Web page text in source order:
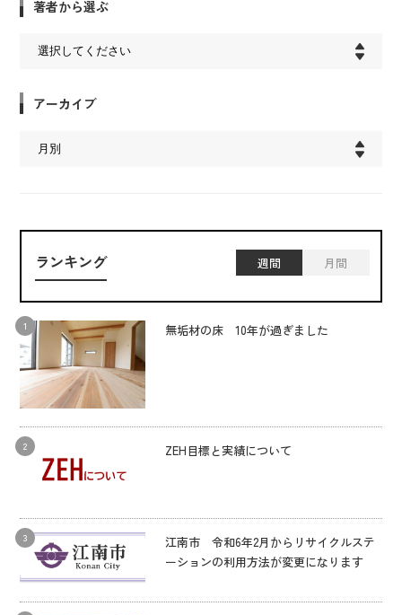
著者から選ぶ
アーカイブ
ランキング 週間 月間
無垢材の床 10年が過ぎました
ZEH目標と実績について
江南市 令和6年2月からリサイクルステ
ーションの利用方法が変更になります